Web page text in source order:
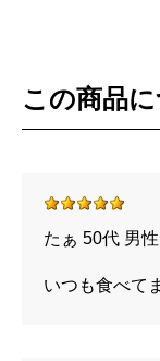
この商品
たぁ 50代 男性
いつも食べて